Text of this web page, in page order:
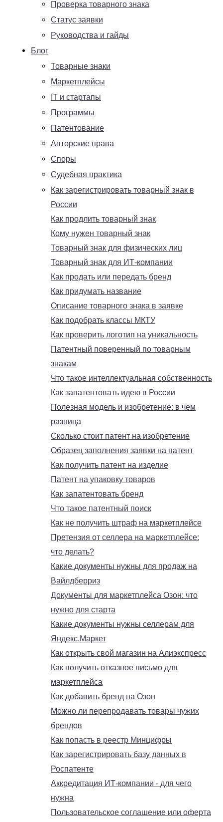
Проверка товарного знака
Статус заявки
Руководства и гайды
Блог
Товарные знаки
Маркетплейсы
IT и стартапы
Программы
Патентование
Авторские права
Споры
Судебная практика
Как зарегистрировать товарный знак в
России
Как продлить товарный знак
Кому нужен товарный знак
Товарный знак для физических лиц
Товарный знак для ИТ-компании
Как продать или передать бренд
Как придумать название
Описание товарного знака в заявке
Как подобрать классы МКТУ
Как проверить логотип на уникальность
Патентный поверенный по товарным
знакам
Что такое интеллектуальная собственность
Как запатентовать идею в России
Полезная модель и изобретение: в чем
разница
Сколько стоит патент на изобретение
Образец заполнения заявки на патент
Как получить патент на изделие
Патент на упаковку товаров
Как запатентовать бренд
Что такое патентный поиск
Как не получить штраф на маркетплейсе
Претензия от селлера на маркетплейсе:
что делать?
Какие документы нужны для продаж на
Вайлдберриз
Документы для маркетплейса Озон: что
нужно для старта
Какие документы нужны селлерам для
Яндекс.Маркет
Как открыть свой магазин на Алиэкспресс
Как получить отказное письмо для
маркетплейса
Как добавить бренд на Озон
Можно ли перепродавать товары чужих
брендов
Как попасть в реестр Минцифры
Как зарегистрировать базу данных в
Роспатенте
Аккредитация ИТ-компании - для чего
нужна
Пользовательское соглашение или оферта